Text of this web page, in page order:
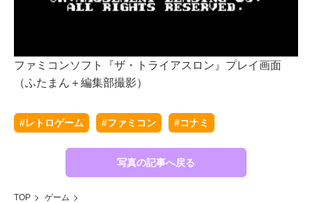
ファミコンソフト『ザ・トライアスロン』プレイ画面
（ふたまん＋編集部撮影）
#レトロゲーム #ファミコン #コナミ
写真の記事へ戻る
TOP
ゲーム